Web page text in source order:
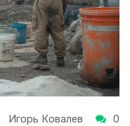
Игорь Ковалев 0